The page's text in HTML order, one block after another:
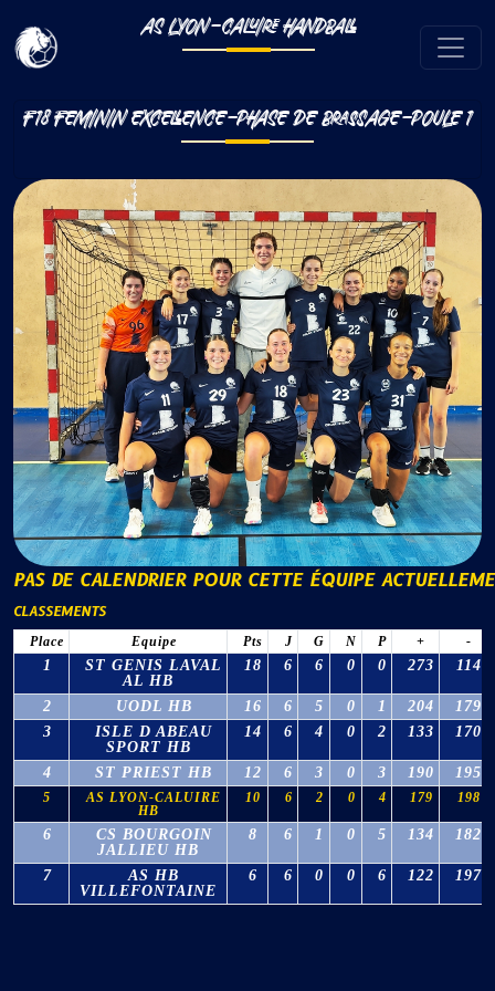
AS LYON-CALUIRE HANDBALL
F18 FEMININ EXCELLENCE-PHASE DE BRASSAGE-POULE 1
PAS DE CALENDRIER POUR CETTE ÉQUIPE
CLASSEMENTS
Place Equipe Pts J G N P + -
1
ST GENIS LAVAL
AL HB
18 6 6 0 0 273 114
2 UODL HB 16 6 5 0 1 204
179
3
ISLE D ABEAU
SPORT HB
14 6 4 0 2 133 170
4 ST PRIEST HB 12 6 3 0 3 190 195
5
AS LYON-CALUIRE
HB
10 6 2 0 4 179 198
6
CS BOURGOIN
JALLIEU HB
8 6 1 0 5 134 182
7
AS HB
VILLEFONTAINE
6 6 0 0 6 122 197